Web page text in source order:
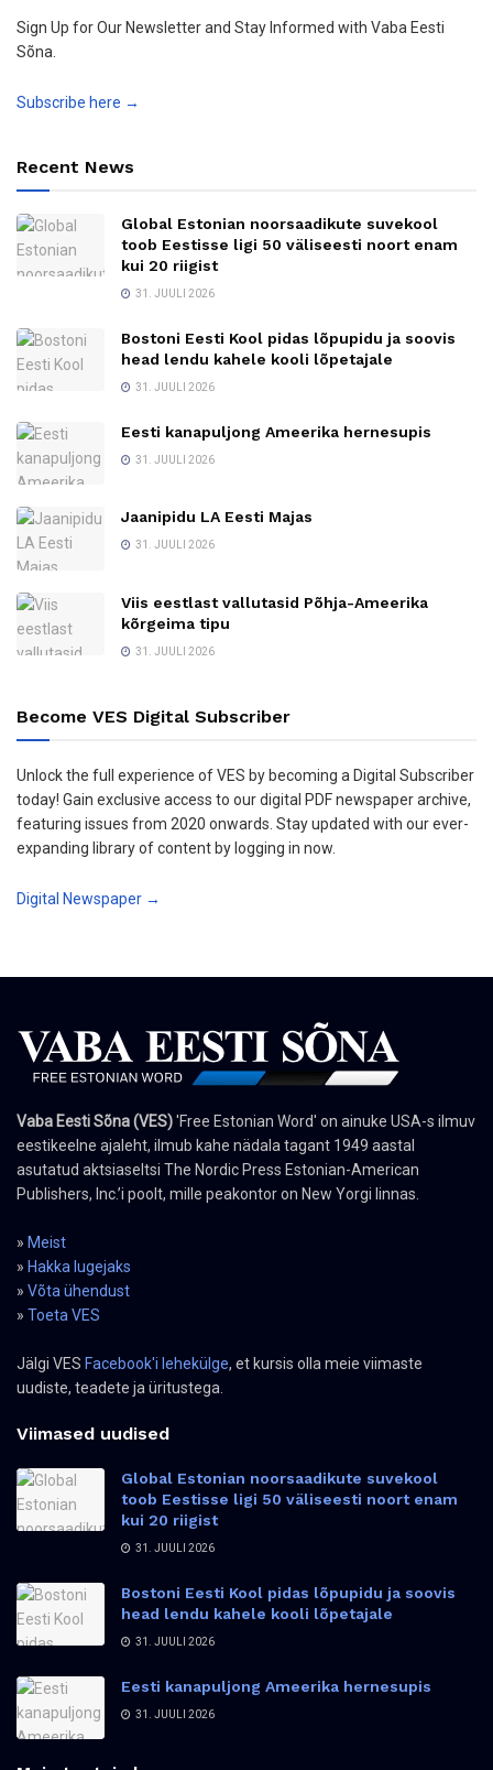
Sign Up for Our Newsletter and Stay Informed with Vaba Eesti
Sõna.
Subscribe here →
Recent News
Global Estonian noorsaadikute suvekool
toob Eestisse ligi 50 väliseesti noort enam
kui 20 riigist
31. JUULI 2026
Bostoni Eesti Kool pidas lõpupidu ja soovis
head lendu kahele kooli lõpetajale
31. JUULI 2026
Eesti kanapuljong Ameerika hernesupis
31. JUULI 2026
Jaanipidu LA Eesti Majas
31. JUULI 2026
Viis eestlast vallutasid Põhja-Ameerika
kõrgeima tipu
31. JUULI 2026
Become VES Digital Subscriber
Unlock the full experience of VES by becoming a Digital Subscriber
today! Gain exclusive access to our digital PDF newspaper archive,
featuring issues from 2020 onwards. Stay updated with our ever-
expanding library of content by logging in now.
Digital Newspaper →
Vaba Eesti Sõna (VES)'Free Estonian Word' on ainuke USA-s ilmuv
eestikeelne ajaleht, ilmub kahe nädala tagant 1949 aastal
asutatud aktsiaseltsi The Nordic Press Estonian-American
Publishers, Inc.’i poolt, mille peakontor on New Yorgi linnas.
» Meist
» Hakka lugejaks
» Võta ühendust
» Toeta VES
Jälgi VES Facebook'i lehekülge, et kursis olla meie viimaste
uudiste, teadete ja üritustega.
Viimased uudised
Global Estonian noorsaadikute suvekool
toob Eestisse ligi 50 väliseesti noort enam
kui 20 riigist
31. JUULI 2026
Bostoni Eesti Kool pidas lõpupidu ja soovis
head lendu kahele kooli lõpetajale
31. JUULI 2026
Eesti kanapuljong Ameerika hernesupis
31. JUULI 2026